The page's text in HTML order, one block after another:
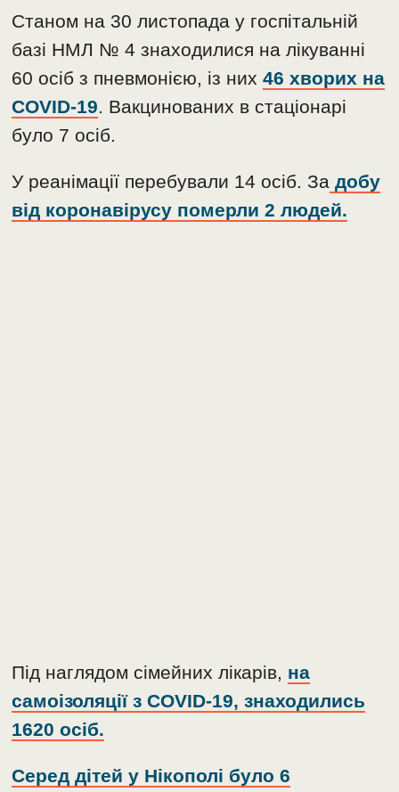
Станом на 30 листопада у госпітальній
базі НМЛ № 4 знаходилися на лікуванні
60 осіб з пневмонією, із них46хворих на
COVID-19. Вакцинованих в стаціонарі
було 7 осіб.
У реанімації перебували 14 осіб. За добу
від коронавірусу померли 2 людей.
Під наглядом сімейних лікарів, на
самоізоляції з COVID-19, знаходились
1620 осіб.
Серед дітей у Нікополі було 6